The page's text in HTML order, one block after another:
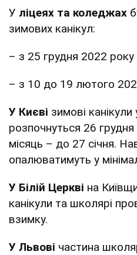
У ліцеях та коледжах
зимових канікул:
– з 25 грудня 2022 року
– з 10 до 19 лютого
У Києві зимові
розпочнуться 26
місяць – до 27 січня.
опалюватимуть у
У Білій Церкві на
канікули та школярі
взимку.
У Львові частина